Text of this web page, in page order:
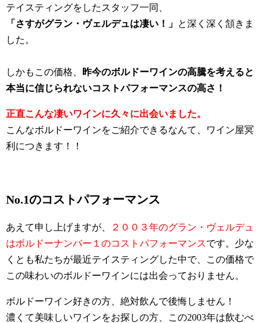
テイスティングをしたスタッフ一同、
「さすがグラン・ヴェルデュは凄い！」 と深く深く頷きま
した。
しかもこの価格、
昨今のボルドーワインの高騰を考えると
本当に信じられないコストパフォーマンスの高さ！
正直こんな凄いワインに久々に出会いました。
こんなボルドーワインをご紹介できるなんて、ワイン屋冥
利につきます！！
No.1のコストパフォーマンス
あえて申し上げますが、
２００３年のグラン・ヴェルデュ
はボルドーナンバー１のコストパフォーマンスです。少な
くとも私たちが最近テイスティングした中で、この価格で
この味わいのボルドーワインには出会っておりません。
ボルドーワイン好きの方、絶対飲んで後悔しません！
濃くて美味しいワインをお探しの方、この2003年は飲むべ